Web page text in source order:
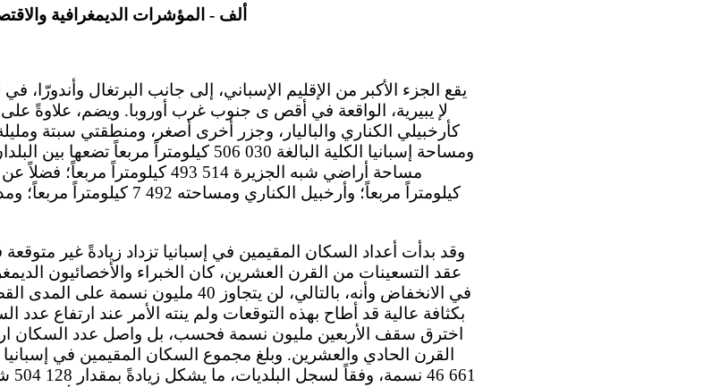
ألف - المؤشرات الديمغرافية
لإ يبيرية، الواقعة في أقص ى جنوب غرب أوروبا. ويضم، علاوةً
كأرخبيلي الكناري والباليار، وجزر أخرى أصغر، ومنطقتي سبتة
ومساحة إسبانيا الكلية البالغة 030 506 كيلومتراً
كيلومتراً مربعاً؛ وأرخبيل الكناري
عقد التسعينات من القرن العشرين، كان الخبراء والأخصائيون
في الانخفاض وأنه، بالتالي، لن يتجاوز 40
بكثافة عالية قد أطاح بهذه التوقعات ولم ينته الأمر عند ارتفاع عدد
اخترق سقف الأربعين مليون نسمة فحسب، بل واصل عدد السكان